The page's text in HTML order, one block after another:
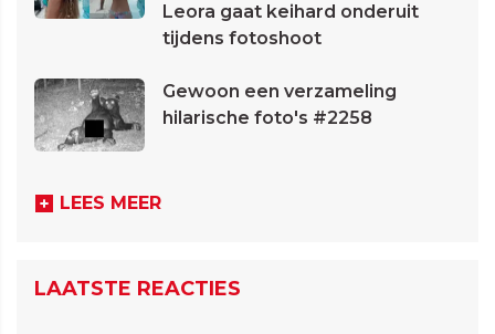
Leora gaat keihard onderuit
tijdens fotoshoot
Gewoon een verzameling
hilarische foto's #2258
LEES MEER
LAATSTE REACTIES